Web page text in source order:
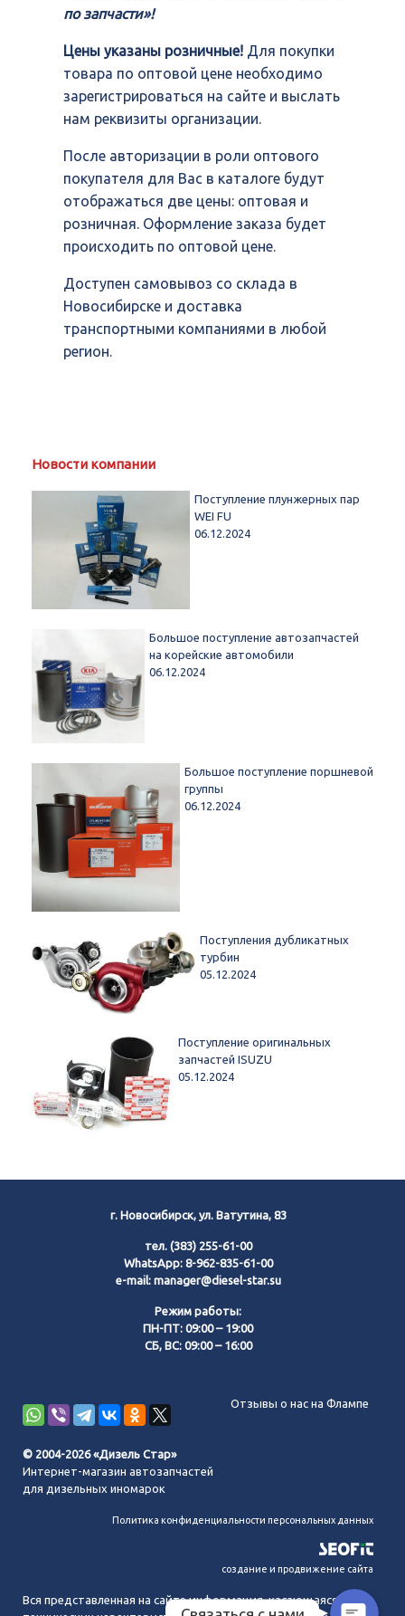
по запчасти»!
Цены указаны розничные! Для покупки
товара по оптовой цене необходимо
зарегистрироваться на сайте и выслать
нам реквизиты организации.
После авторизации в роли оптового
покупателя для Вас в каталоге будут
отображаться две цены: оптовая и
розничная. Оформление заказа будет
происходить по оптовой цене.
Доступен самовывоз со склада в
Новосибирске и доставка
транспортными компаниями в любой
регион.
Новости компании
Поступление плунжерных пар
WEI FU
06.12.2024
Большое поступление автозапчастей
на корейские автомобили
06.12.2024
Большое поступление поршневой
группы
06.12.2024
Поступления дубликатных
турбин
05.12.2024
Поступление оригинальных
запчастей ISUZU
05.12.2024
г. Новосибирск, ул. Ватутина, 83
тел. (383) 255-61-00
WhatsApp: 8-962-835-61-00
e-mail: manager@diesel-star.su
Режим работы:
ПН-ПТ: 09:00 – 19:00
СБ, ВС: 09:00 – 16:00
Отзывы о нас на Флампе
© 2004-2026 «Дизель Стар»
Интернет-магазин автозапчастей
для дизельных иномарок
Политика конфиденциальности персональных данных
создание и продвижение сайта
Вся представленная на сайте информация, касающаяся